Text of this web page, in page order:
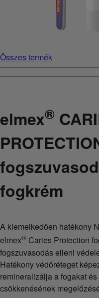
Összes termék
elmex®
fogkrém
A kiemelkedően hatékony
elmex® Caries Protection
fogszuvasodás elleni
Hatékony védőréteget
remineralizálja a fogakat
csökkenésének